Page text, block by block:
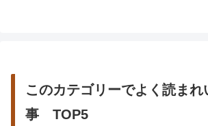
このカテゴリーでよく読まれ
事 TOP5